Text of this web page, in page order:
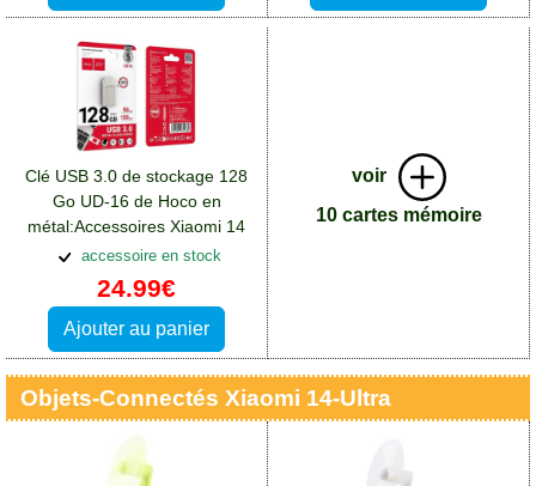
Clé USB 3.0 de stockage 128
Go UD-16 de Hoco en
métal:Accessoires Xiaomi 14
Ultra
accessoire en stock
24.99€
Ajouter au panier
voir
10 cartes mémoire
Objets-Connectés Xiaomi 14-Ultra